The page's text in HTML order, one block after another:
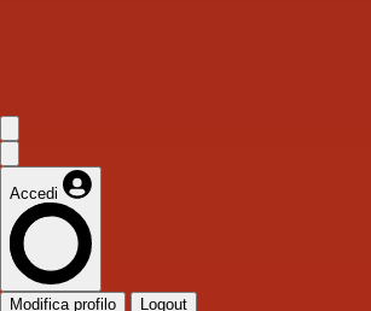
Accedi
Modifica profilo Logout